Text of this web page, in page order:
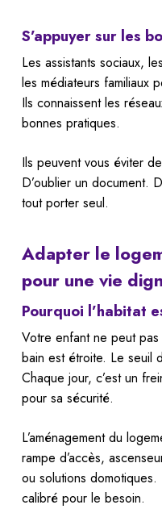
S’appuyer sur les
Les assistants sociaux,
les médiateurs familiaux
Ils connaissent les
bonnes pratiques.
Ils peuvent vous éviter
D’oublier un document.
tout porter seul.
Adapter le
pour une vie
Pourquoi l’habitat
Votre enfant ne peut
bain est étroite. Le seuil
Chaque jour, c’est un
pour sa sécurité.
L’aménagement du
rampe d’accès,
ou solutions
calibré pour le besoin.